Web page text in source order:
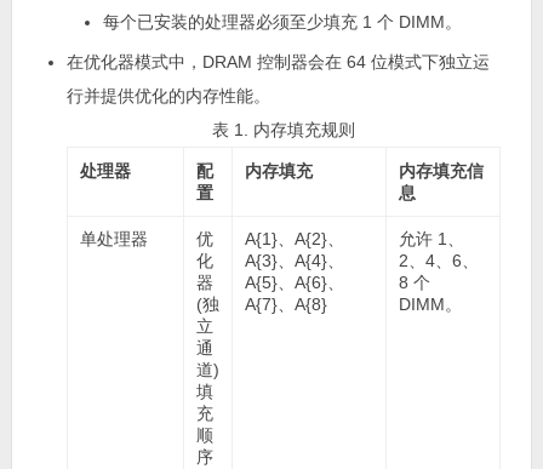
每个已安装的处理器必须至少填充 1 个 DIMM。
在优化器模式中，DRAM 控制器会在 64 位模式下独立运
行并提供优化的内存性能。
表 1. 内存填充规则
处理器
配
置
内存填充
内存填充信
息
单处理器
优
化
器
(独
立
通
道)
填
充
顺
序
A{1}、A{2}、
A{3}、A{4}、
A{5}、A{6}、
A{7}、A{8}
允许 1、
2、4、6、
8 个
DIMM。